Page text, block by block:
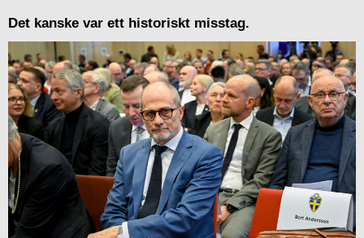
Det kanske var ett historiskt misstag.